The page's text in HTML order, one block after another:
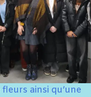
ainsi qu’une